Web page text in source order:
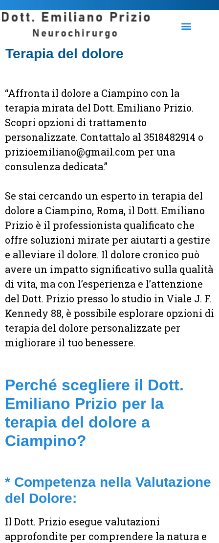
Terapia del dolore
“Affronta il dolore a Ciampino con la
terapia mirata del Dott. Emiliano Prizio.
Scopri opzioni di trattamento
personalizzate. Contattalo al 3518482914 o
prizioemiliano@gmail.com per una
consulenza dedicata.”
Se stai cercando un esperto in terapia del
dolore a Ciampino, Roma, il Dott. Emiliano
Prizio è il professionista qualificato che
offre soluzioni mirate per aiutarti a gestire
e alleviare il dolore. Il dolore cronico può
avere un impatto significativo sulla qualità
di vita, ma con l’esperienza e l’attenzione
del Dott. Prizio presso lo studio in Viale J. F.
Kennedy 88, è possibile esplorare opzioni di
terapia del dolore personalizzate per
migliorare il tuo benessere.
Perché scegliere il Dott.
Emiliano Prizio per la
terapia del dolore a
Ciampino?
* Competenza nella Valutazione
del Dolore:
Il Dott. Prizio esegue valutazioni
approfondite per comprendere la natura e